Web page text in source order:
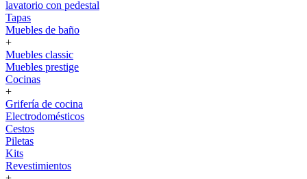
lavatorio con pedestal
Tapas
Muebles de baño
+
Muebles classic
Muebles prestige
Cocinas
+
Grifería de cocina
Electrodomésticos
Cestos
Piletas
Kits
Revestimientos